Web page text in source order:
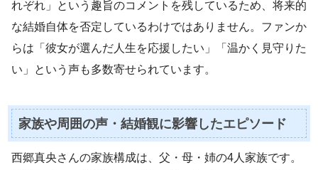
れぞれ」という趣旨のコメントを残しているため、将来的
な結婚自体を否定しているわけではありません。ファンか
らは「彼女が選んだ人生を応援したい」「温かく見守りた
い」という声も多数寄せられています。
家族や周囲の声・結婚観に影響したエピソード
西郷真央さんの家族構成は、父・母・姉の4人家族です。